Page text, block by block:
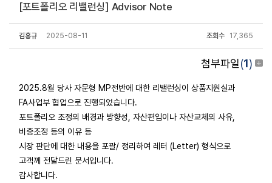
[포트폴리오 리밸런싱] Advisor Note
김홍규 2025-08-11 조회수 17,365
첨부파일(1)
2025.8월 당사 자문형 MP전반에 대한 리밸런싱이 상품지원실과
FA사업부 협업으로 진행되었습니다.
포트폴리오 조정의 배경과 방향성, 자산편입이나 자산교체의 사유,
비중조정 등의 이유 등
시장 판단에 대한 내용을 포괄/ 정리하여 레터 (Letter) 형식으로
고객께 전달드린 문서입니다.
감사합니다.